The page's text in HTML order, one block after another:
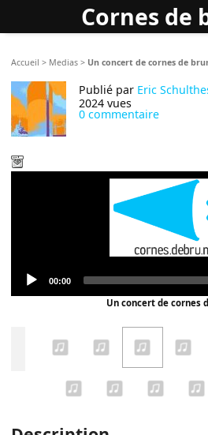
Cornes de
Accueil > Medias > Un concert de cornes de
Publié par Eric
2024 vues
0 commentaire
Player
Current
00:00
Un concert de cornes